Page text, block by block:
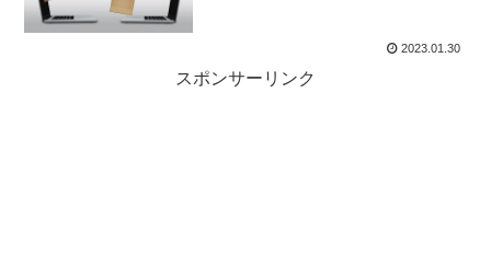
2023.01.30
スポンサーリンク